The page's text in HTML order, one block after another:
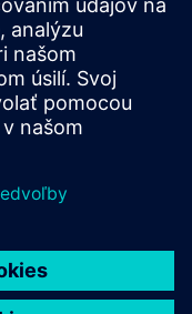
multiphysics
software for